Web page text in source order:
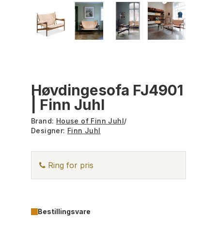
Høvdingesofa FJ4901
| Finn Juhl
Brand: House of Finn Juhl/
Designer: Finn Juhl
Ring for pris
Bestillingsvare